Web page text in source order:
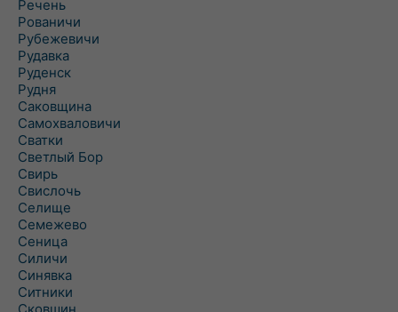
Речень
Рованичи
Рубежевичи
Рудавка
Руденск
Рудня
Саковщина
Самохваловичи
Сватки
Светлый Бор
Свирь
Свислочь
Селище
Семежево
Сеница
Силичи
Синявка
Ситники